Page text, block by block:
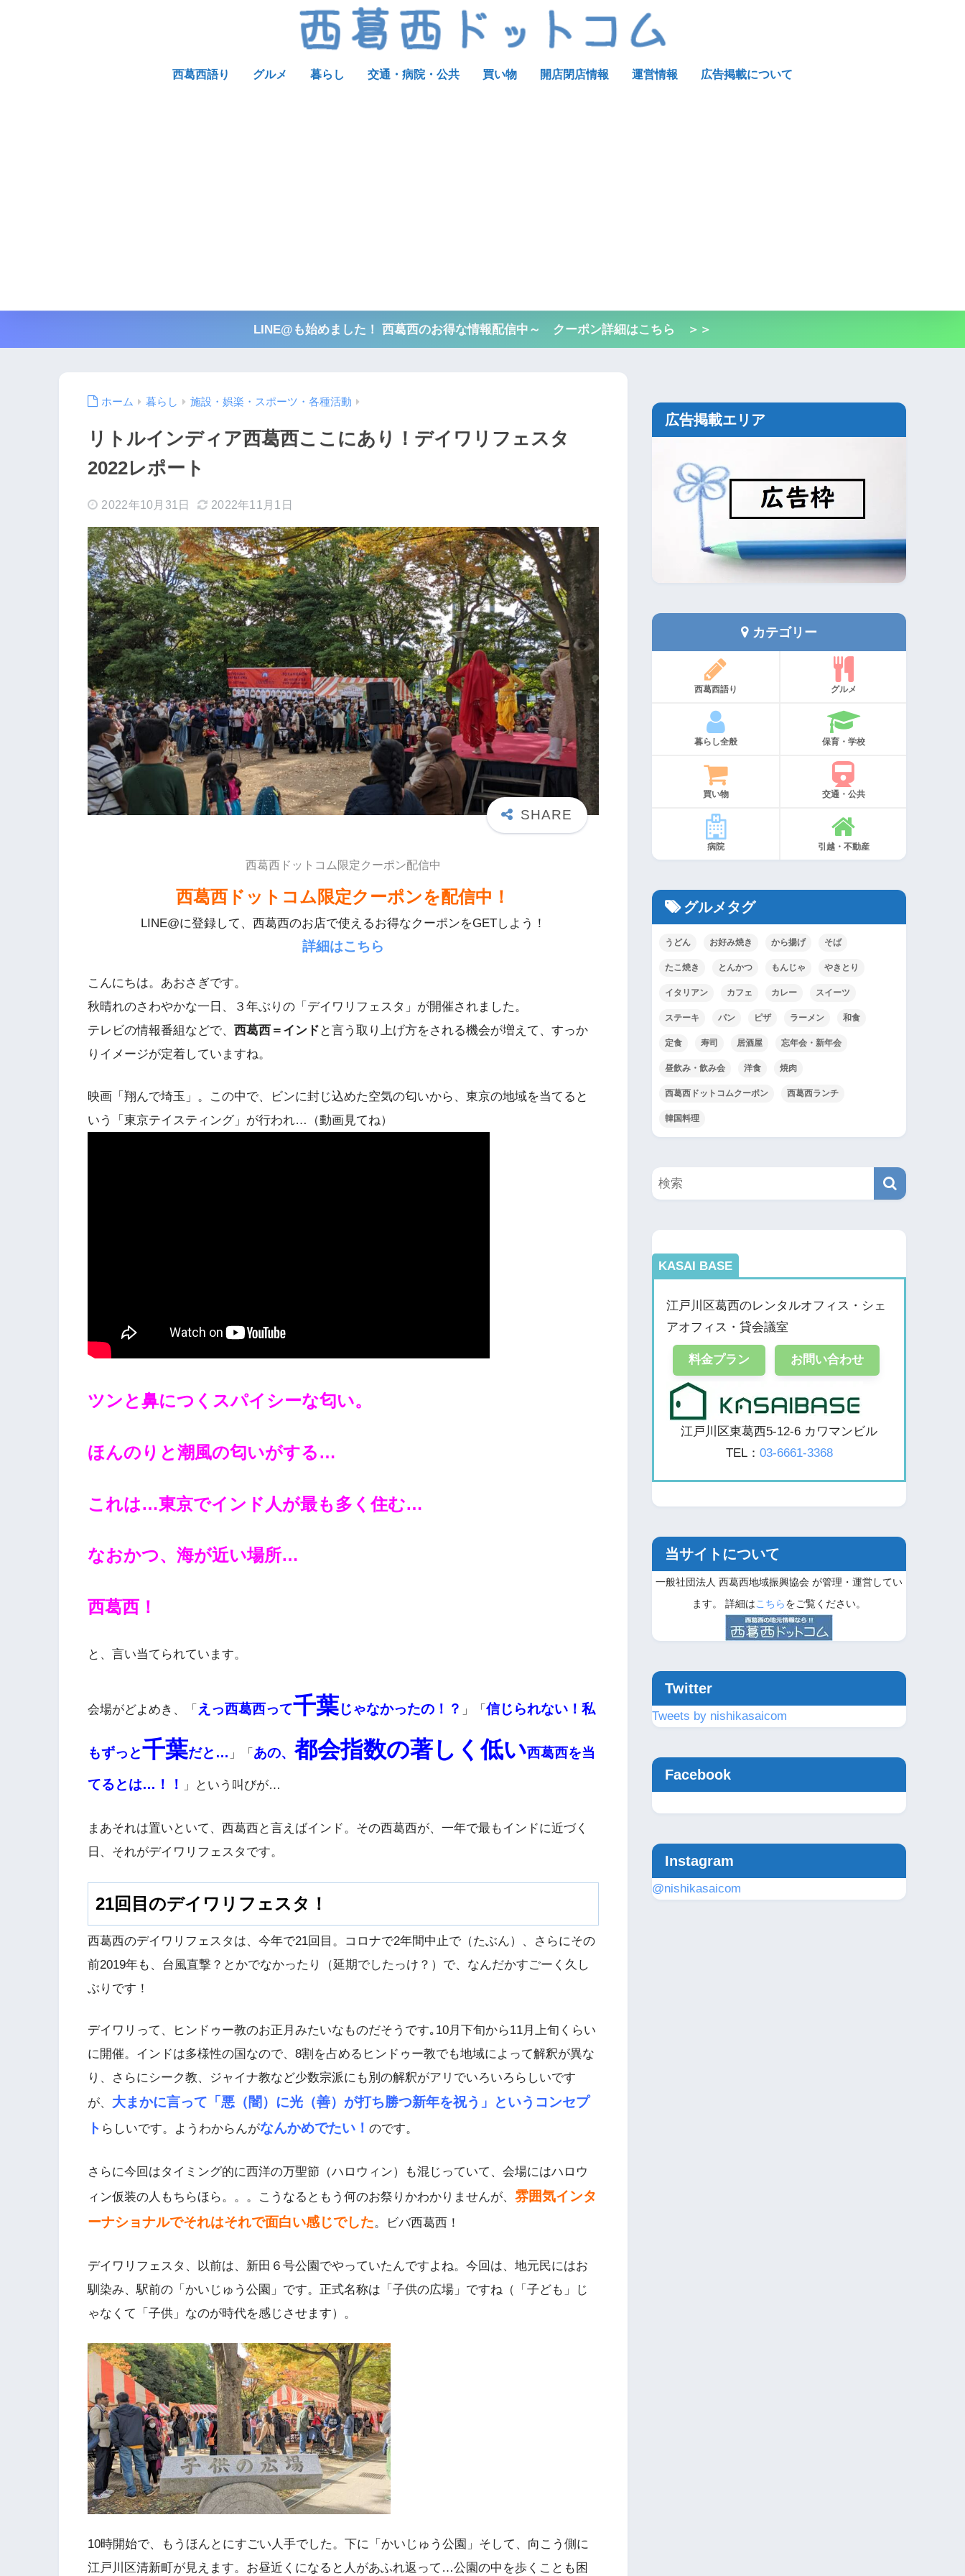
西葛西語り グルメ 暮らし 交通・病院・公共 買い物 開店閉店情報 運営情報 広告掲載について
LINE@も始めました！ 西葛西のお得な情報配信中～ クーポン詳細はこちら ＞＞
ホーム 暮らし 施設・娯楽・スポーツ・各種活動
リトルインディア西葛西ここにあり！デイワリフェスタ
2022レポート
2022年10月31日 2022年11月1日
西葛西ドットコム限定クーポン配信中
西葛西ドットコム限定クーポンを配信中！
LINE@に登録して、西葛西のお店で使えるお得なクーポンをGETしよう！
詳細はこちら
こんにちは。あおさぎです。
秋晴れのさわやかな一日、３年ぶりの「デイワリフェスタ」が開催されました。
テレビの情報番組などで、 西葛西＝インド と言う取り上げ方をされる機会が増えて、すっか
りイメージが定着していますね。
映画「翔んで埼玉」。この中で、ビンに封じ込めた空気の匂いから、東京の地域を当てると
いう「東京テイスティング」が行われ…（動画見てね）
ツンと鼻につくスパイシーな匂い。
ほんのりと潮風の匂いがする…
これは…東京でインド人が最も多く住む…
なおかつ、海が近い場所…
西葛西！
と、言い当てられています。
会場がどよめき、「 えっ西葛西って千葉じゃなかったの！？ 」「 信じられない！私
もずっと千葉だと… 」「 あの、 都会指数の著しく低い西葛西を当
てるとは…！！ 」という叫びが…
まあそれは置いといて、西葛西と言えばインド。その西葛西が、一年で最もインドに近づく
日、それがデイワリフェスタです。
21回目のデイワリフェスタ！
西葛西のデイワリフェスタは、今年で21回目。コロナで2年間中止で（たぶん）、さらにその
前2019年も、台風直撃？とかでなかったり（延期でしたっけ？）で、なんだかすごーく久し
ぶりです！
デイワリって、ヒンドゥー教のお正月みたいなものだそうです｡10月下旬から11月上旬くらい
に開催。インドは多様性の国なので、8割を占めるヒンドゥー教でも地域によって解釈が異な
り、さらにシーク教、ジャイナ教など少数宗派にも別の解釈がアリでいろいろらしいです
が、 大まかに言って「悪（闇）に光（善）が打ち勝つ新年を祝う」というコンセプ
ト らしいです。ようわからんがなんかめでたい！ のです。
さらに今回はタイミング的に西洋の万聖節（ハロウィン）も混じっていて、会場にはハロウ
ィン仮装の人もちらほら。。。こうなるともう何のお祭りかわかりませんが、 雰囲気インタ
ーナショナルでそれはそれで面白い感じでした。ビバ西葛西！
デイワリフェスタ、以前は、新田６号公園でやっていたんですよね。今回は、地元民にはお
馴染み、駅前の「かいじゅう公園」です。正式名称は「子供の広場」ですね（「子ども」じ
ゃなくて「子供」なのが時代を感じさせます）。
10時開始で、もうほんとにすごい人手でした。下に「かいじゅう公園」そして、向こう側に
江戸川区清新町が見えます。お昼近くになると人があふれ返って…公園の中を歩くことも困
広告掲載エリア
カテゴリー
西葛西語り グルメ
暮らし全般 保育・学校
買い物 交通・公共
病院 引越・不動産
グルメタグ
うどん お好み焼き から揚げ そば
たこ焼き とんかつ もんじゃ やきとり
イタリアン カフェ カレー スイーツ
ステーキ パン ピザ ラーメン 和食
定食 寿司 居酒屋 忘年会・新年会
昼飲み・飲み会 洋食 焼肉
西葛西ドットコムクーポン 西葛西ランチ
韓国料理
KASAI BASE
江戸川区葛西のレンタルオフィス・シェ
アオフィス・貸会議室
料金プラン お問い合わせ
江戸川区東葛西5-12-6 カワマンビル
TEL： 03-6661-3368
当サイトについて
一般社団法人 西葛西地域振興協会 が管理・運営してい
ます。 詳細はこちらをご覧ください。
Twitter
Tweets by nishikasaicom
Facebook
Instagram
@nishikasaicom